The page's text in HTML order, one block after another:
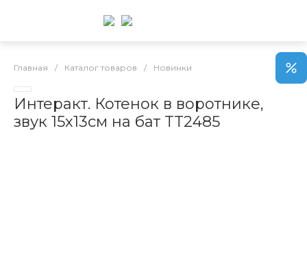
Главная / Каталог товаров / Новинки
Интеракт. Котенок в воротнике,
звук 15х13см на бат TT2485